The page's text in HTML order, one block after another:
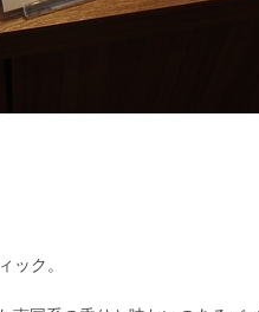
ック。